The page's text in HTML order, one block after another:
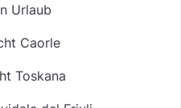
Urlaub
Caorle
Toskana